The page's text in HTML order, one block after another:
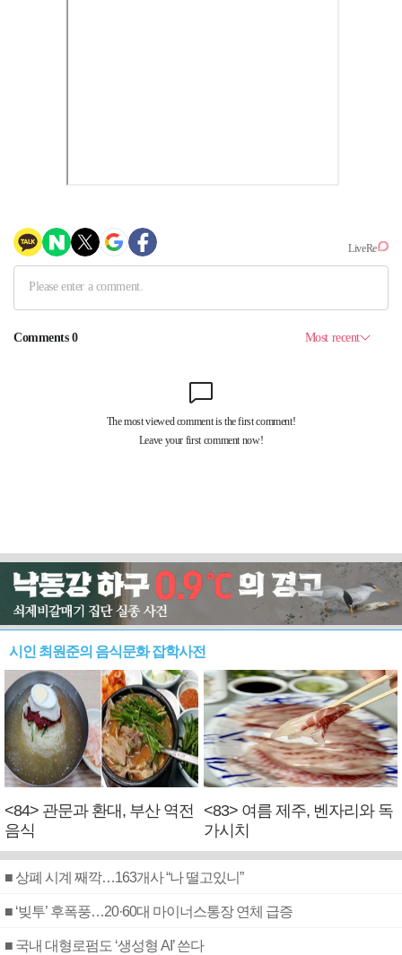
시인 최원준의 음식문화 잡학사전
<84> 관문과 환대, 부산 역전
음식
<83> 여름 제주, 벤자리와 독
가시치
■ 상폐 시계 째깍…163개사 “나 떨고있니”
■ ‘빚투’ 후폭풍…20·60대 마이너스통장 연체 급증
■ 국내 대형로펌도 ‘생성형 AI’ 쓴다